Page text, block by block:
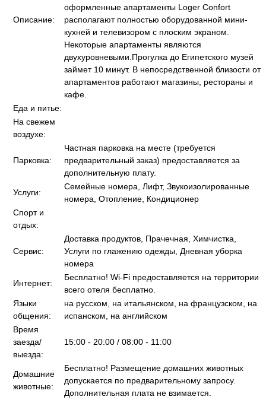
Описание:
оформленные апартаменты Loger Confort
располагают полностью оборудованной мини-
кухней и телевизором с плоским экраном.
Некоторые апартаменты являются
двухуровневыми.Прогулка до Египетского музей
займет 10 минут. В непосредственной близости от
апартаментов работают магазины, рестораны и
кафе.
Еда и питье:
На свежем
воздухе:
Парковка:
Частная парковка на месте (требуется
предварительный заказ) предоставляется за
дополнительную плату.
Услуги:
Семейные номера, Лифт, Звукоизолированные
номера, Отопление, Кондиционер
Спорт и
отдых:
Сервис:
Доставка продуктов, Прачечная, Химчистка,
Услуги по глажению одежды, Дневная уборка
номера
Интернет:
Бесплатно! Wi-Fi предоставляется на территории
всего отеля бесплатно.
Языки
общения:
на русском, на итальянском, на французском, на
испанском, на английском
Время
заезда/
выезда:
15:00 - 20:00 / 08:00 - 11:00
Домашние
животные:
Бесплатно! Размещение домашних животных
допускается по предварительному запросу.
Дополнительная плата не взимается.